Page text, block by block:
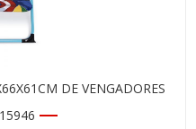
DE VENGADORES